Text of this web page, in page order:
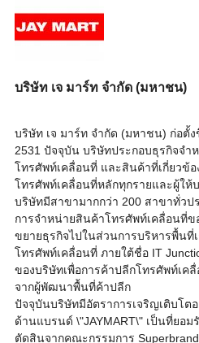
บริษัท เจ มาร์ท จำกัด (มหาชน)
บริษัท เจ มาร์ท จํากัด (มหาชน) ก่อตั้
2531 ปัจจุบัน บริษัทประกอบธุรกิจจำ
โทรศัพท์เคลื่อนที่ และสินค้าที่เกี่ยวข้
โทรศัพท์เคลื่อนที่หลักทุกรายและผู้ให้
บริษัทมีสาขามากกว่า 200 สาขาทั่วป
การจำหน่ายสินค้าโทรศัพท์เคลื่อนที่ข
ขยายธุรกิจไปในส่วนการบริหารพื้นที่
โทรศัพท์เคลื่อนที่ ภายใต้ชื่อ IT
ของบริษัทเพื่อการค้าปลีกโทรศัพท์เค
จากผู้พัฒนาพื้นที่ค้าปลีก
ปัจจุบันบริษัทมีอัตราการเจริญเติบโต
ด้านแบรนด์ \"JAYMART\" เป็นที่ยอ
ตัดสินจากคณะกรรมการ